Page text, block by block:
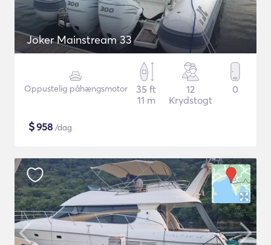
Joker Mainstream 33
Oppustelig påhængsmotor
35 ft
11 m
12
Krydstogt
0
$958 /dag